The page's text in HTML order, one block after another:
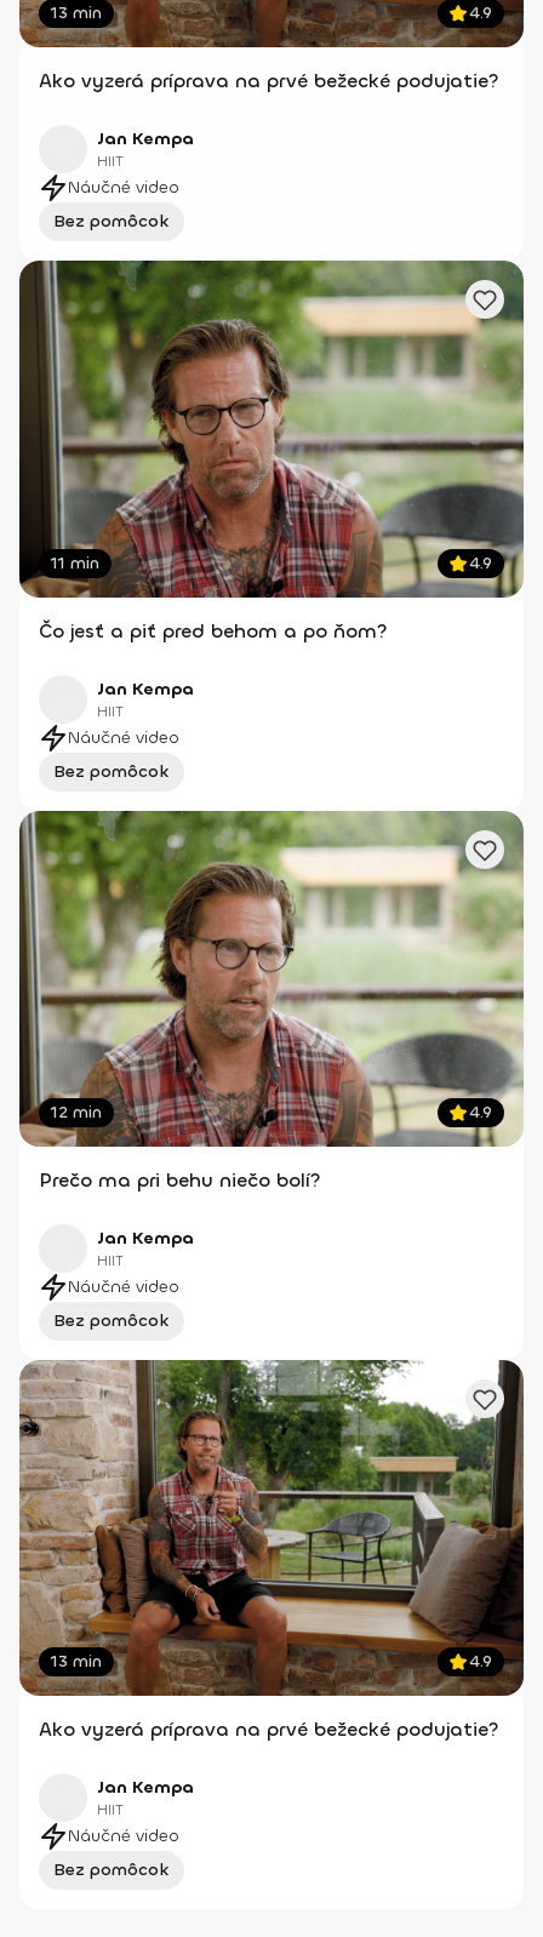
13 min 4.9
Ako vyzerá príprava na prvé bežecké podujatie?
Jan Kempa
HIIT
Náučné video
Bez pomôcok
11 min 4.9
Čo jesť a piť pred behom a po ňom?
Jan Kempa
HIIT
Náučné video
Bez pomôcok
12 min 4.9
Prečo ma pri behu niečo bolí?
Jan Kempa
HIIT
Náučné video
Bez pomôcok
13 min 4.9
Ako vyzerá príprava na prvé bežecké podujatie?
Jan Kempa
HIIT
Náučné video
Bez pomôcok